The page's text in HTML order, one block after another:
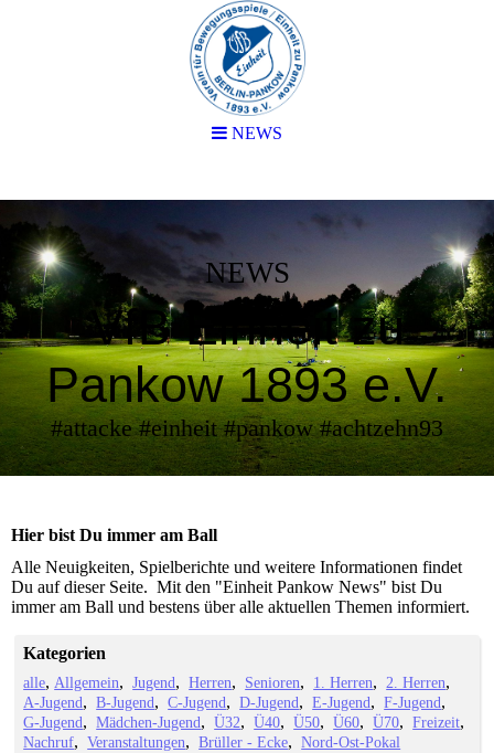
NEWS
VfB Einheit zu
Pankow 1893 e.V.
#attacke #einheit #pankow #achtzehn93
Hier bist Du immer am Ball
Alle Neuigkeiten, Spielberichte und weitere Informationen findet
Du auf dieser Seite. Mit den "Einheit Pankow News" bist Du
immer am Ball und bestens über alle aktuellen Themen informiert.
Kategorien
alle Allgemein Jugend Herren Senioren 1. Herren
2. Herren
A-Jugend
B-Jugend C-Jugend D-Jugend E-Jugend
F-Jugend
G-Jugend
Mädchen-Jugend Ü32 Ü40 Ü50 Ü60 Ü70
Freizeit
Nachruf
Veranstaltungen Brüller - Ecke Nord-Ost-Pokal
NEWS